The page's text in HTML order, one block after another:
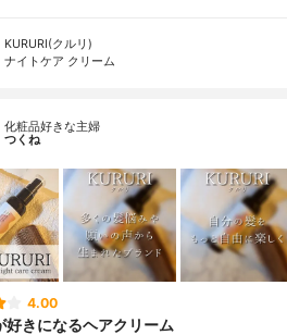
KURURI(クルリ)
ナイトケア クリーム
化粧品好きな主婦
つくね
4.00
好きになるヘアクリーム